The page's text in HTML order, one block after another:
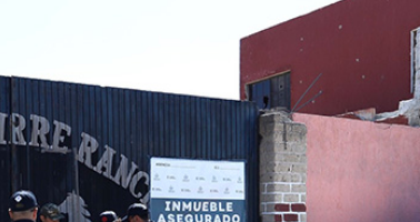
de policías, afirma Lazos de Amor
Santa Tere
por caso Ayotzinapa y promete justicia
relaciones con México
Presidente de Colombia